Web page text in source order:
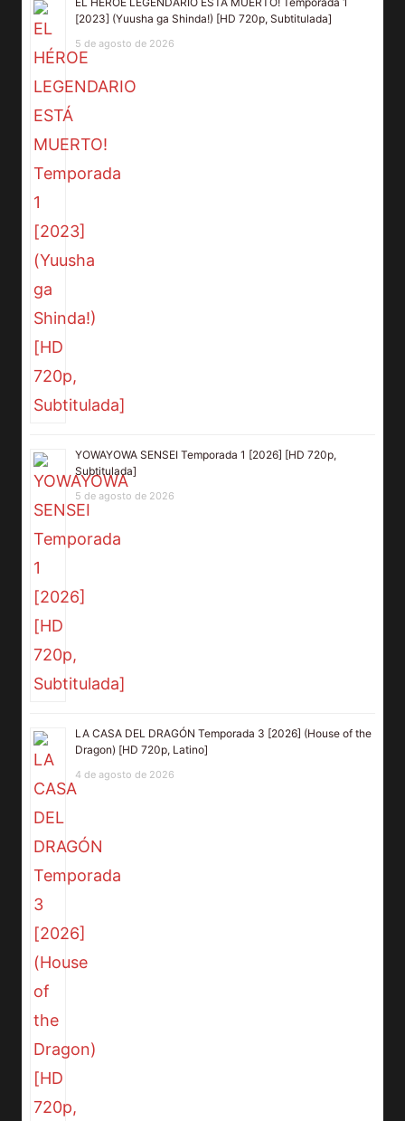
[2023] (Yuusha ga Shinda!) [HD 720p, Subtitulada]
5 de agosto de 2026
YOWAYOWA SENSEI Temporada 1 [2026] [HD 720p,
Subtitulada]
5 de agosto de 2026
LA CASA DEL DRAGÓN Temporada 3 [2026] (House of the
Dragon) [HD 720p, Latino]
4 de agosto de 2026